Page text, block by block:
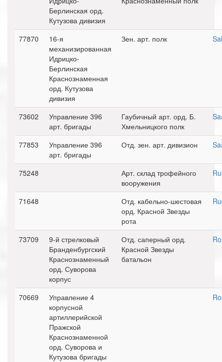
Берлинская орд.
Кутузова дивизия
77870
16-я
механизированная
Идрицко-
Берлинская
Краснознаменная
орд. Кутузова
дивизия
Зен. арт. полк
73602
Управление 396
арт. бригады
Гаубичный арт. орд. Б.
Хмельницкого полк
77853
Управление 396
арт. бригады
Отд. зен. арт. дивизион
75248
Арт. склад трофейного
вооружения
71648
Отд. кабельно-шестовая
орд. Красной Звезды
рота
73709
9-й стрелковый
Бранденбургский
Краснознаменный
орд. Суворова
корпус
Отд. саперный орд.
Красной Звезды
батальон
70669
Управление 4
корпусной
артиллерийской
Пражской
Краснознаменной
орд. Суворова и
Кутузова бригады